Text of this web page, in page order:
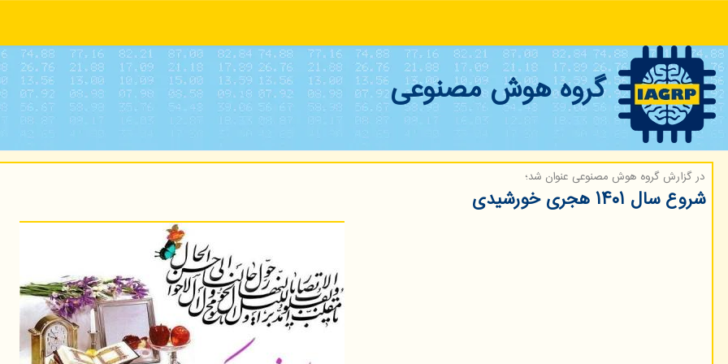
گروه هوش مصنوعی
در گزارش گروه هوش مصنوعی عنوان شد؛
شروع سال ۱۴۰۱ هجری خورشیدی